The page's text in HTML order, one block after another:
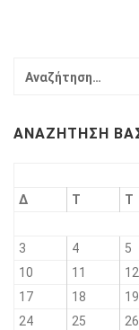
ΑΝΑΖΉΤΗΣΗ
Δ
Τ Τ
3
4 5
10
11 12
17
18 19
24
25 26